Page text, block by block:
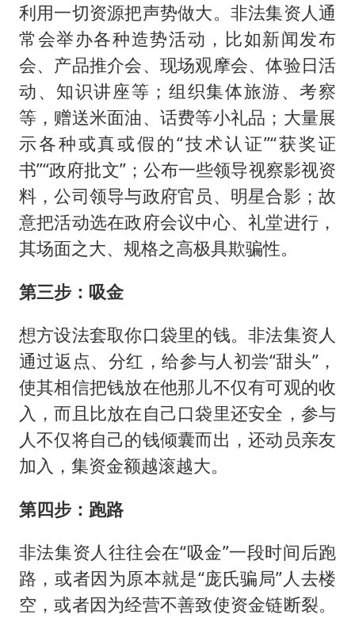
利用一切资源把声势做大。非法集资人通
常会举办各种造势活动，比如新闻发布
会、产品推介会、现场观摩会、体验日活
动、知识讲座等；组织集体旅游、考察
等，赠送米面油、话费等小礼品；大量展
示各种或真或假的“技术认证”“获奖证
书”“政府批文”；公布一些领导视察影视资
料，公司领导与政府官员、明星合影；故
意把活动选在政府会议中心、礼堂进行，
其场面之大、规格之高极具欺骗性。
第三步：吸金
想方设法套取你口袋里的钱。非法集资人
通过返点、分红，给参与人初尝“甜头”，
使其相信把钱放在他那儿不仅有可观的收
入，而且比放在自己口袋里还安全，参与
人不仅将自己的钱倾囊而出，还动员亲友
加入，集资金额越滚越大。
第四步：跑路
非法集资人往往会在“吸金”一段时间后跑
路，或者因为原本就是“庞氏骗局”人去楼
空，或者因为经营不善致使资金链断裂。